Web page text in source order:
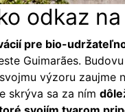
odkaz
pre bio-
Guimarães.
výzoru zaujme
skrýva sa za ním